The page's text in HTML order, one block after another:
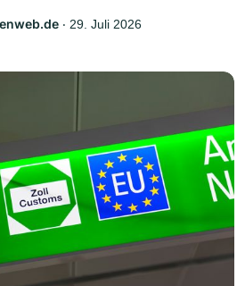
‧ 29. Juli 2026